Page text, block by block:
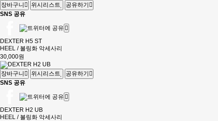
장바구니 위시리스트
공유하기
SNS 공유
DEXTER H5 ST
HEEL / 볼링화 악세사리
30,000원
장바구니 위시리스트
공유하기
SNS 공유
DEXTER H2 UB
HEEL / 볼링화 악세사리